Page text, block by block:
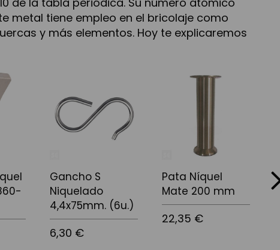
metal tiene empleo en el bricolaje como
y más elementos. Hoy te explicaremos
Gancho S
Niquelado
4,4x75mm. (6u.)
6,30 €
Pata Níquel
Mate 200 mm
22,35 €